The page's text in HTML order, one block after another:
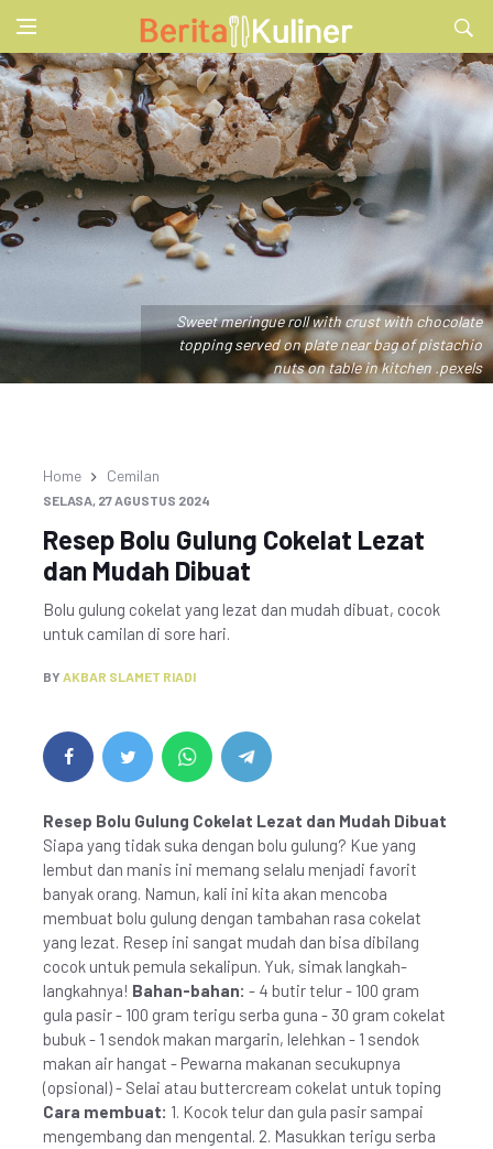
Sweet meringue roll with crust with chocolate
topping served on plate near bag of pistachio
nuts on table in kitchen .pexels
Home Cemilan
SELASA, 27 AGUSTUS 2024
Resep Bolu Gulung Cokelat Lezat
dan Mudah Dibuat
Bolu gulung cokelat yang lezat dan mudah dibuat, cocok
untuk camilan di sore hari.
BY AKBAR SLAMET RIADI
Resep Bolu Gulung Cokelat Lezat dan Mudah Dibuat
Siapa yang tidak suka dengan bolu gulung? Kue yang
lembut dan manis ini memang selalu menjadi favorit
banyak orang. Namun, kali ini kita akan mencoba
membuat bolu gulung dengan tambahan rasa cokelat
yang lezat. Resep ini sangat mudah dan bisa dibilang
cocok untuk pemula sekalipun. Yuk, simak langkah-
langkahnya! Bahan-bahan: - 4 butir telur - 100 gram
gula pasir - 100 gram terigu serba guna - 30 gram cokelat
bubuk - 1 sendok makan margarin, lelehkan - 1 sendok
makan air hangat - Pewarna makanan secukupnya
(opsional) - Selai atau buttercream cokelat untuk toping
Cara membuat: 1. Kocok telur dan gula pasir sampai
mengembang dan mengental. 2. Masukkan terigu serba